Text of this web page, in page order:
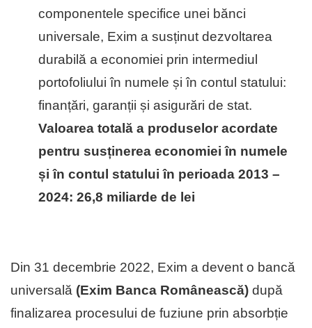
componentele specifice unei bănci
universale, Exim a susținut dezvoltarea
durabilă a economiei prin intermediul
portofoliului în numele și în contul statului:
finanțări, garanții și asigurări de stat.
Valoarea totală a produselor acordate
pentru susținerea economiei în numele
și în contul statului în perioada 2013 –
2024: 26,8 miliarde de lei
Din 31 decembrie 2022, Exim a devent o bancă
universală (Exim Banca Românească) după
finalizarea procesului de fuziune prin absorbție